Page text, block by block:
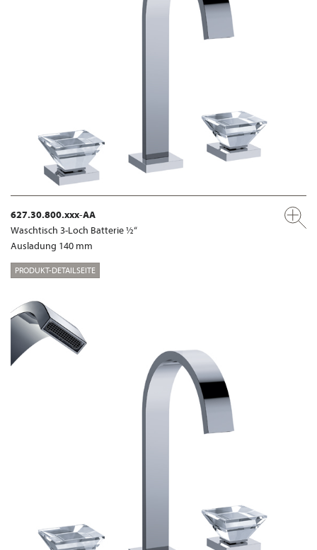
627.30.800.xxx-AA
Waschtisch 3-Loch Batterie ½“
Ausladung 140 mm
PRODUKT-DETAILSEITE